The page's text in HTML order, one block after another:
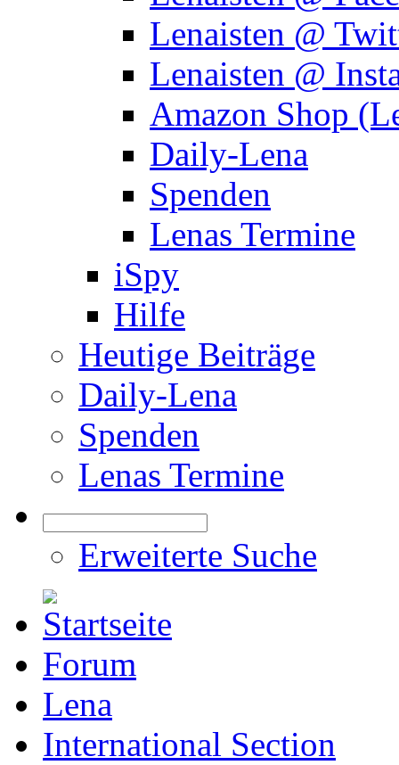
Lenaisten @
Lenaisten @
Amazon Shop
Daily-Lena
Spenden
Lenas Termine
iSpy
Hilfe
Heutige Beiträge
Daily-Lena
Spenden
Lenas Termine
Erweiterte Suche
Forum
Lena
International Section